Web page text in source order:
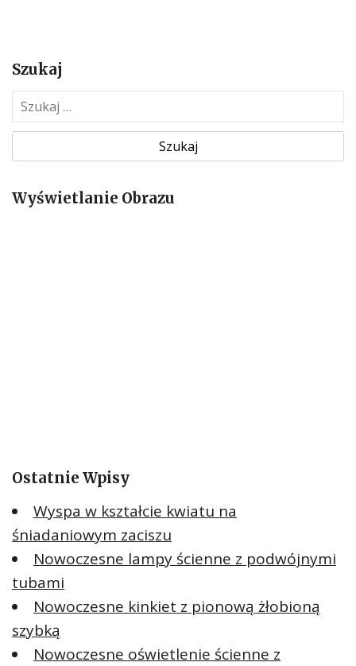
Szukaj
z
u
k
jWyświetlanie Obrazu
Ostatnie Wpisy
Wyspa w kształcie kwiatu na
śniadaniowym zaciszu
Nowoczesne lampy ścienne z podwójnymi
tubami
Nowoczesne kinkiet z pionową żłobioną
szybką
Nowoczesne oświetlenie ścienne z